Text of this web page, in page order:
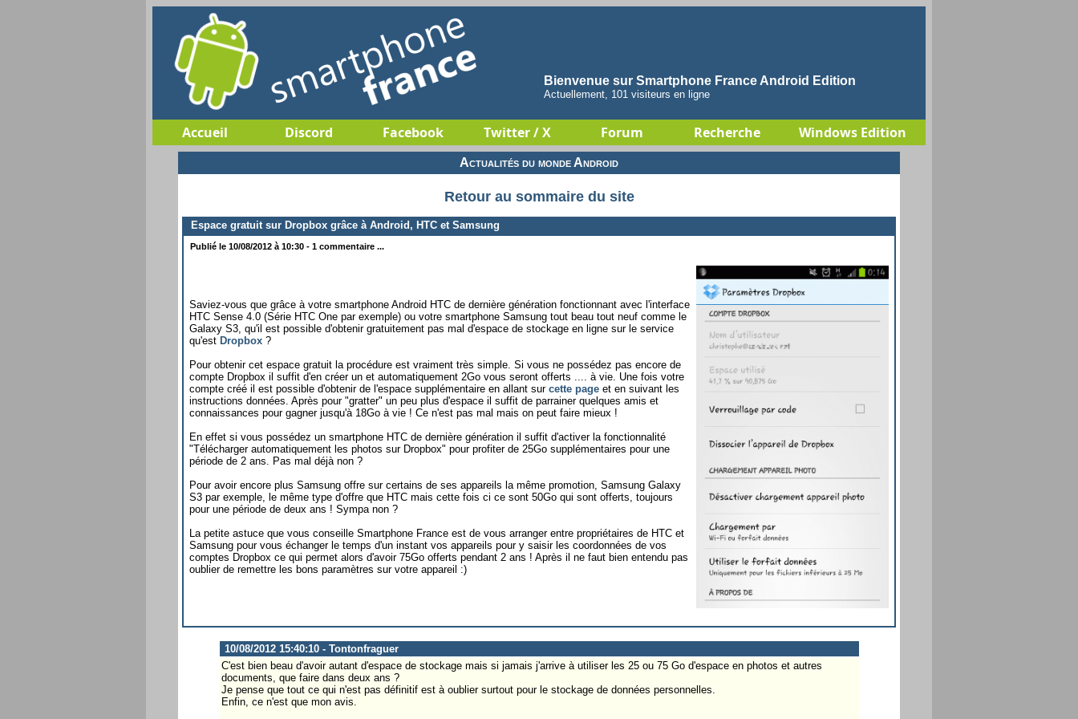
Bienvenue sur Smartphone France Android Edition
Actuellement, 101 visiteurs en ligne
Accueil Discord Facebook Twitter / X Forum Recherche Windows Edition
Actualités du monde Android
Retour au sommaire du site
Espace gratuit sur Dropbox grâce à Android, HTC et Samsung
Publié le 10/08/2012 à 10:30 - 1 commentaire ...
Saviez-vous que grâce à votre smartphone Android HTC de dernière génération fonctionnant avec l'interface
HTC Sense 4.0 (Série HTC One par exemple) ou votre smartphone Samsung tout beau tout neuf comme le
Galaxy S3, qu'il est possible d'obtenir gratuitement pas mal d'espace de stockage en ligne sur le service
qu'est Dropbox ?
Pour obtenir cet espace gratuit la procédure est vraiment très simple. Si vous ne possédez pas encore de
compte Dropbox il suffit d'en créer un et automatiquement 2Go vous seront offerts .... à vie. Une fois votre
compte créé il est possible d'obtenir de l'espace supplémentaire en allant sur cette page et en suivant les
instructions données. Après pour "gratter" un peu plus d'espace il suffit de parrainer quelques amis et
connaissances pour gagner jusqu'à 18Go à vie ! Ce n'est pas mal mais on peut faire mieux !
En effet si vous possédez un smartphone HTC de dernière génération il suffit d'activer la fonctionnalité
"Télécharger automatiquement les photos sur Dropbox" pour profiter de 25Go supplémentaires pour une
période de 2 ans. Pas mal déjà non ?
Pour avoir encore plus Samsung offre sur certains de ses appareils la même promotion, Samsung Galaxy
S3 par exemple, le même type d'offre que HTC mais cette fois ci ce sont 50Go qui sont offerts, toujours
pour une période de deux ans ! Sympa non ?
La petite astuce que vous conseille Smartphone France est de vous arranger entre propriétaires de HTC et
Samsung pour vous échanger le temps d'un instant vos appareils pour y saisir les coordonnées de vos
comptes Dropbox ce qui permet alors d'avoir 75Go offerts pendant 2 ans ! Après il ne faut bien entendu pas
oublier de remettre les bons paramètres sur votre appareil :)
10/08/2012 15:40:10 - Tontonfraguer
C'est bien beau d'avoir autant d'espace de stockage mais si jamais j'arrive à utiliser les 25 ou 75 Go d'espace en photos et autres
documents, que faire dans deux ans ?
Je pense que tout ce qui n'est pas définitif est à oublier surtout pour le stockage de données personnelles.
Enfin, ce n'est que mon avis.